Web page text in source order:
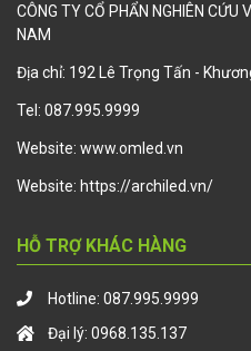
CÔNG TY CỔ PHẨN NGHIÊN CỨU
NAM
Địa chỉ: 192 Lê Trọng Tấn -
Tel: 087.995.9999
Website: www.omled.vn
Website: https://archiled.vn/
HỖ TRỢ KHÁC HÀNG
Hotline: 087.995.9999
Đại lý: 0968.135.137